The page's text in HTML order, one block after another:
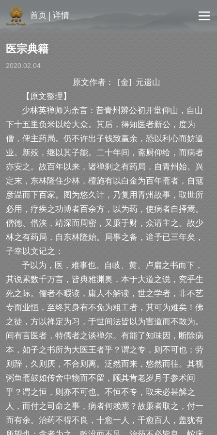
首页 详情
医宗典籍
2020.02.04
原文作者： [金] 元遗山
【原文整理】
少林英禅师为余言：昔青州辨公初开堂仰山，自山
下十五里负米以给大众。其后，得知医者新公，度为
僧，俾主药局。仍不许出子钱致赢余，恐以利心而妨道
业。新殁，继以其子能。二十年间，斋厨仰给，而病者
亦安之。故百年以来，诸禅刹之有药局，自青州始。兴
定末，东林隆住少林，檀施有以白金为百年斋者，自寇
彦温而下百家。图为悠久计，乃复用青州故事，取世所
必用，疗疾之功博者百余方，以为药，使病者自择焉。
僧德、僧浃，靖深而周密，又廉于财，众请主之。故少
林之有药局，自东林隆始。局事之备，迨予已三年矣，
子幸以文记之：
予以为，医，难事也。自岐、黄、卢扁之书而下，
其说累数千万言，皆典雅渊奥，本于大道之说，究乎生
死之际。儒者不暇读，庸人不解读，世之学者，非不艺
专而业恒，至终其身有不免为粗工者，其可为难矣！佛
之徒，方以禅定为习，于世间法皆以为害道而不敢为。
间有言医者，特儒者之谈禅尔。有能了知味因，断除病
本，如子之书所为大医王者乎？谓之专，则不可也；劳
则辞，久则厌，不合则离。泛然而来，悠然而往。其视
粥鱼斋鼓如传舍中物而不留，顾其肯老岁月于参术间
乎？谓之恒，则亦不可也。不恒不专，取未必甚解之
人，而付之司命之事，病者何赖焉？故廉者取之，付一
而有余。治药不得不良，十愈一人，千愈百人，盖犹有